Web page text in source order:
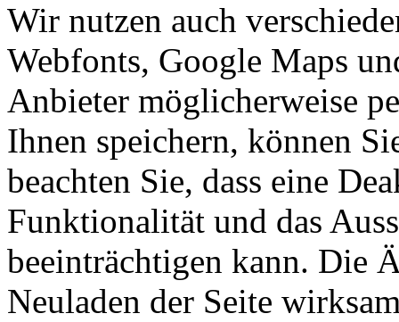
Wir nutzen auch
Webfonts, Google Maps
Anbieter möglicherweise
Ihnen speichern, können
beachten Sie, dass eine
Funktionalität und das
beeinträchtigen kann. Die
Neuladen der Seite